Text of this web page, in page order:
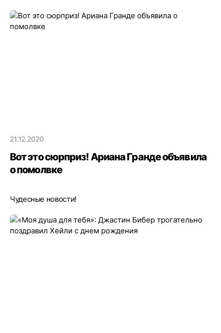
21.12.2020
Вот это сюрприз! Ариана Гранде объявила
о помолвке
Чудесные новости!